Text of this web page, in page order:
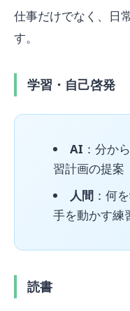
仕事だけでなく、日
す。
学習・自己啓発
AI ：分か
習計画の提案
人間：何
手を動かす練
読書